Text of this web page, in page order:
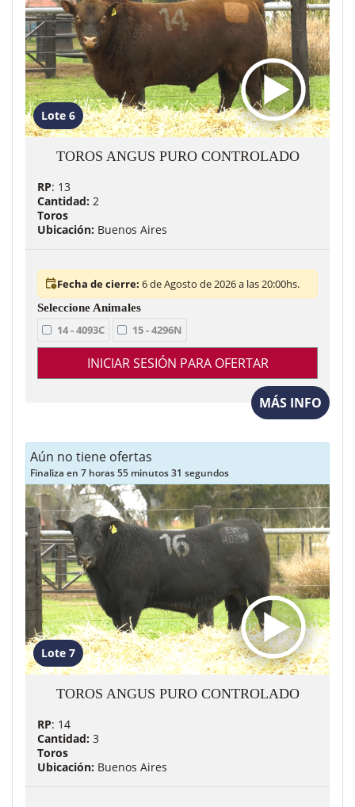
Lote 6
TOROS ANGUS PURO CONTROLADO
RP: 13
Cantidad: 2
Toros
Ubicación: Buenos Aires
Fecha de cierre: 6 de Agosto de 2026 a las 20:00hs.
14 - 4093C 15 - 4296N
INICIAR SESIÓN PARA OFERTAR
MÁS INFO
Aún no tiene ofertas
Finaliza en 7 horas 55 minutos 29 segundos
Lote 7
TOROS ANGUS PURO CONTROLADO
RP: 14
Cantidad: 3
Toros
Ubicación: Buenos Aires